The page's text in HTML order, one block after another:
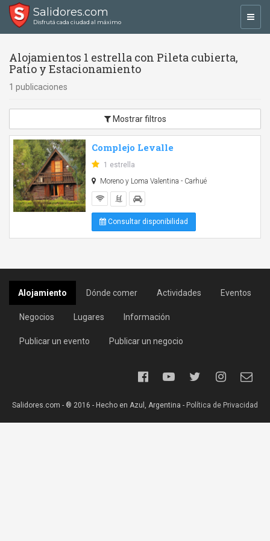
Salidores.com
Disfrutá cada ciudad al máximo
Alojamientos 1 estrella con Pileta cubierta,
Patio y Estacionamiento
1 publicaciones
Mostrar filtros
Complejo Levalle
1 estrella
Moreno y Loma Valentina - Carhué
Consultar disponibilidad
Alojamiento Dónde comer Actividades Eventos
Negocios Lugares Información
Publicar un evento Publicar un negocio
Salidores.com - ® 2016 - Hecho en Azul, Argentina - Política de Privacidad